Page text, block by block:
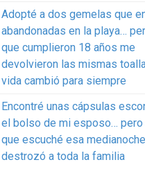
Adopté a dos gemelas que
abandonadas en la playa…
que cumplieron 18 años me
devolvieron las mismas
vida cambió para siempre
Encontré unas cápsulas
el bolso de mi esposo… pero
que escuché esa medianoche
destrozó a toda la familia